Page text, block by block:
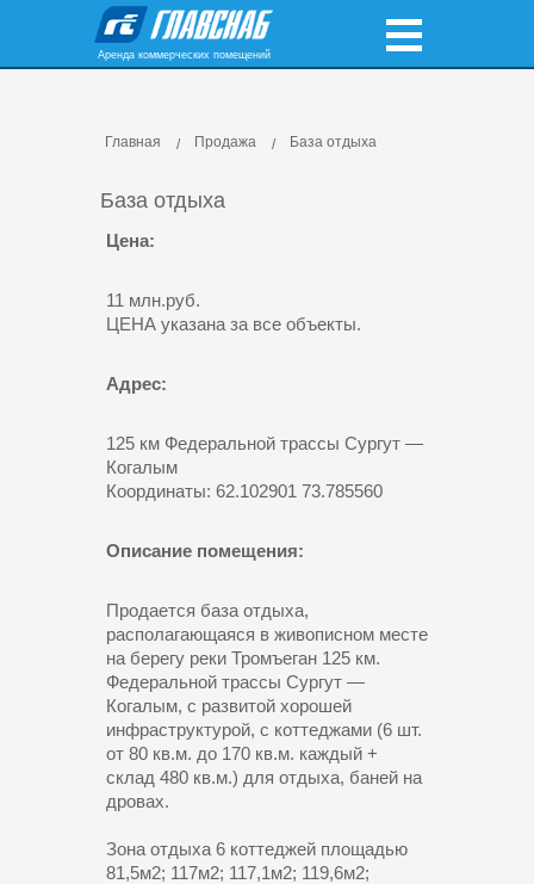
Аренда коммерческих помещений
Главная Продажа База отдыха
База отдыха
Цена:
11 млн.руб.
ЦЕНА указана за все объекты.
Адрес:
125 км Федеральной трассы Сургут —
Когалым
Координаты: 62.102901 73.785560
Описание помещения:
Продается база отдыха,
располагающаяся в живописном месте
на берегу реки Тромъеган 125 км.
Федеральной трассы Сургут —
Когалым, с развитой хорошей
инфраструктурой, с коттеджами (6 шт.
от 80 кв.м. до 170 кв.м. каждый +
склад 480 кв.м.) для отдыха, баней на
дровах.
Зона отдыха 6 коттеджей площадью
81,5м2; 117м2; 117,1м2; 119,6м2;